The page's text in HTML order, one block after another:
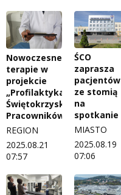
Nowoczesne
terapie w
projekcie
„Profilaktyka
Świętokrzyskich
Pracowników”
REGION
2025.08.21
07:57
ŚCO
zaprasza
pacjentów
ze stomią
na
spotkanie
MIASTO
2025.08.19
07:06